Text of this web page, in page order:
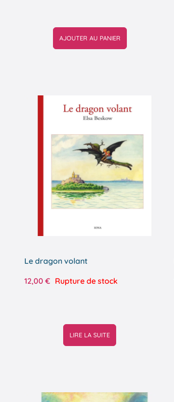
AJOUTER AU PANIER
Le dragon volant
12,00 € Rupture de stock
LIRE LA SUITE